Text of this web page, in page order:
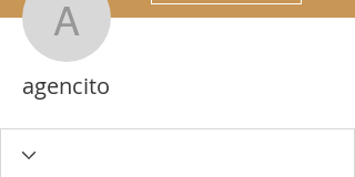
agencito
agencito